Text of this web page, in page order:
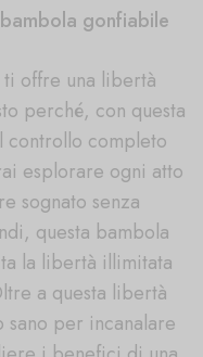
gonfiabile
ti offre una libertà
perché, con questa
controllo completo
esplorare ogni atto
sognato senza
questa bambola
la libertà illimitata
a questa libertà
per incanalare